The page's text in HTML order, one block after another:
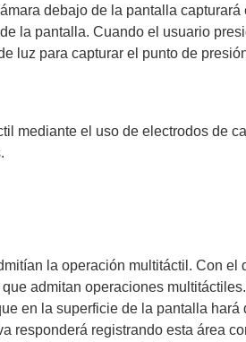
debajo de la pantalla
la pantalla. Cuando el usuario
luz para capturar el punto de
mediante el uso de electrodos de
la operación multitáctil. Con
admitan operaciones
en la superficie de la pantalla
responderá registrando esta área